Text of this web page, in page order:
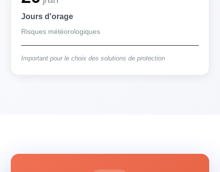
Jours d'orage
Risques météorologiques
Important pour le choix des solutions de protection